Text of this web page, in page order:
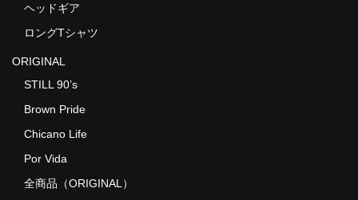
ヘッドギア
ロングTシャツ
ORIGINAL
STILL 90’s
Brown Pride
Chicano Life
Por Vida
全商品（ORIGINAL）